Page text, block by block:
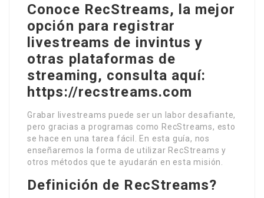
Conoce RecStreams, la mejor
opción para registrar
livestreams de invintus y
otras plataformas de
streaming, consulta aquí:
https://recstreams.com
Grabar livestreams puede ser un labor desafiante,
pero gracias a programas como RecStreams, esto
se hace en una tarea fácil. En esta guía, nos
enseñaremos la forma de utilizar RecStreams y
otros métodos que te ayudarán en esta misión.
Definición de RecStreams?